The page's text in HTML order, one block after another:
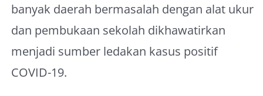
banyak daerah bermasalah dengan alat ukur
dan pembukaan sekolah dikhawatirkan
menjadi sumber ledakan kasus positif
COVID-19.